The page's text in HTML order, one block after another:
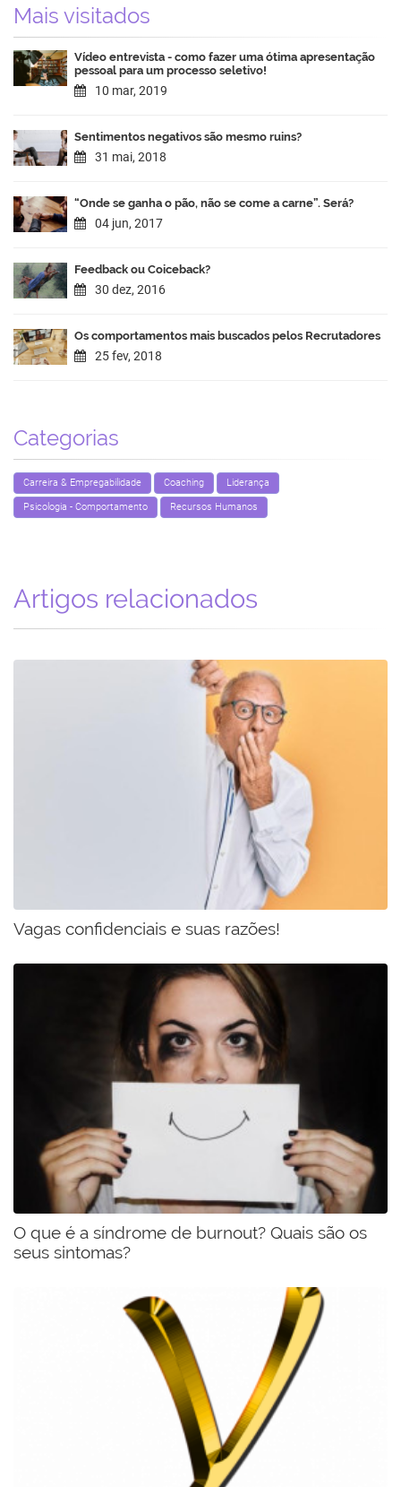
Mais visitados
Vídeo entrevista - como fazer uma ótima apresentação
pessoal para um processo seletivo!
10 mar, 2019
Sentimentos negativos são mesmo ruins?
31 mai, 2018
“Onde se ganha o pão, não se come a carne”. Será?
04 jun, 2017
Feedback ou Coiceback?
30 dez, 2016
Os comportamentos mais buscados pelos Recrutadores
25 fev, 2018
Categorias
Carreira & Empregabilidade Coaching Liderança
Psicologia - Comportamento Recursos Humanos
Artigos relacionados
Vagas confidenciais e suas razões!
O que é a síndrome de burnout? Quais são os
seus sintomas?